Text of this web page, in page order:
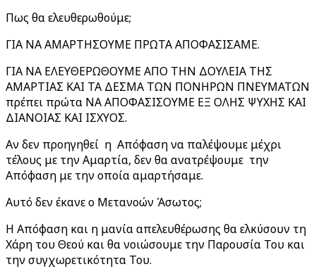
Πως θα ελευθερωθούμε;
ΓΙΑ ΝΑ ΑΜΑΡΤΗΣΟΥΜΕ ΠΡΩΤΑ ΑΠΟΦΑΣΙΣΑΜΕ.
ΓΙΑ ΝΑ ΕΛΕΥΘΕΡΩΘΟΥΜΕ ΑΠΟ ΤΗΝ ΔΟΥΛΕΙΑ ΤΗΣ
ΑΜΑΡΤΙΑΣ ΚΑΙ ΤΑ ΔΕΣΜΑ ΤΩΝ ΠΟΝΗΡΩΝ ΠΝΕΥΜΑΤΩΝ
πρέπει πρώτα ΝΑ ΑΠΟΦΑΣΙΣΟΥΜΕ ΕΞ ΟΛΗΣ ΨΥΧΗΣ ΚΑΙ
ΔΙΑΝΟΙΑΣ ΚΑΙ ΙΣΧΥΟΣ.
Αν δεν προηγηθεί η Απόφαση να παλέψουμε μέχρι
τέλους με την Αμαρτία, δεν θα ανατρέψουμε την
Απόφαση με την οποία αμαρτήσαμε.
Αυτό δεν έκανε ο Μετανοών Άσωτος;
Η Απόφαση και η μανία απελευθέρωσης θα ελκύσουν τη
Χάρη του Θεού και θα νοιώσουμε την Παρουσία Του και
την συγχωρετικότητα Του.